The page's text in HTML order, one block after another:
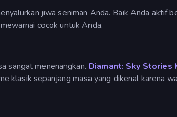
jiwa seniman Anda. Baik Anda aktif
cocok untuk Anda.
sangat menenangkan. Diamant: Sky Stories
klasik sepanjang masa yang dikenal karena